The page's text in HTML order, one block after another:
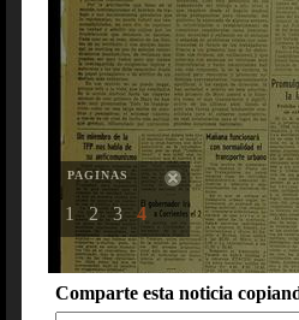
PAGINAS
1 2 3 4
Comparte esta noticia